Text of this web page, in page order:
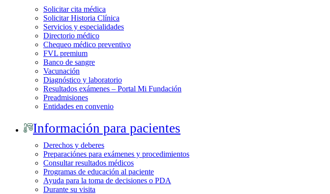
Solicitar cita médica
Solicitar Historia Clínica
Servicios y especialidades
Directorio médico
Chequeo médico preventivo
FVL premium
Banco de sangre
Vacunación
Diagnóstico y laboratorio
Resultados exámenes – Portal Mi Fundación
Preadmisiones
Entidades en convenio
Información para pacientes
Derechos y deberes
Preparaciónes para exámenes y procedimientos
Consultar resultados médicos
Programas de educación al paciente
Ayuda para la toma de decisiones o PDA
Durante su visita